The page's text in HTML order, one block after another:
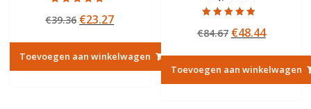
5.00
uit 5
€39.36 Oorspronkelijke
was:
€39.36.
€23.27Huidige
is:
€23.27.
Toevoegen aan winkelwagen
4.50
uit 5
€84.67
was:
€84.67.
€48.44Huidige
is:
€48.44.
Toevoegen aan winkelwagen